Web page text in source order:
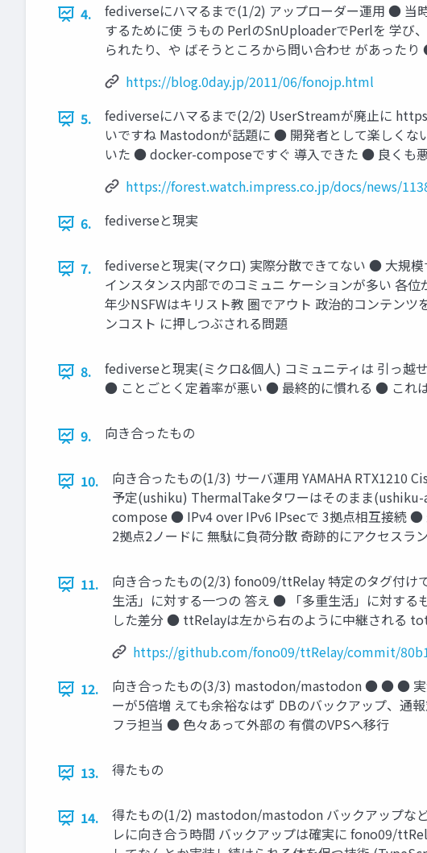
4.
fediverseにハマるまで(1/2) アップローダー運用 ●
するために使 うもの PerlのSnUploaderでPerlを 学び
られたり、や ばそうところから問い合わせ があった
https://blog.0day.jp/2011/06/fonojp.html
5.
fediverseにハマるまで(2/2) UserStreamが廃止に
いですね Mastodonが話題に ● 開発者として楽しく
いた ● docker-composeですぐ 導入できた ● 良くも
https://forest.watch.impress.co.jp/docs/news/
6.
fediverseと現実
7.
fediverseと現実(マクロ) 実際分散できてない ● 大規
インスタンス内部でのコミュニ ケーションが多い 各
年少NSFWはキリスト教 圏でアウト 政治的コンテン
ンコスト に押しつぶされる問題
8.
fediverseと現実(ミクロ&個人) コミュニティは 引っ
● ことごとく定着率が悪い ● 最終的に慣れる ● これ
9. 向き合ったもの
10.
向き合ったもの(1/3) サーバ運用 YAMAHA RTX1210
予定(ushiku) ThermalTakeタワーはそのまま
compose ● IPv4 over IPv6 IPsecで 3拠点相互接続
2拠点2ノードに 無駄に負荷分散 奇跡的にアクセスラ
11.
向き合ったもの(2/3) fono09/ttRelay 特定のタグ付
生活」に対する一つの 答え ● 「多重生活」に対す
した差分 ● ttRelayは左から右のように中継される
https://github.com/fono09/ttRelay/commit/
12.
向き合ったもの(3/3) mastodon/mastodon ● ● ● 実
ーが5倍増 えても余裕なはず DBのバックアップ、
フラ担当 ● 色々あって外部の 有償のVPSへ移行
13. 得たもの
14.
得たもの(1/2) mastodon/mastodon バックアップな
レに向き合う時間 バックアップは確実に fono09/